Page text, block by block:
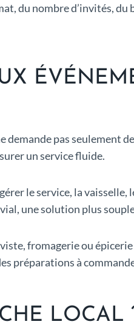
du nombre d’invités, du
demande pas seulement
un service fluide.
le service, la vaisselle,
une solution plus
fromagerie ou
préparations à
LOCAL